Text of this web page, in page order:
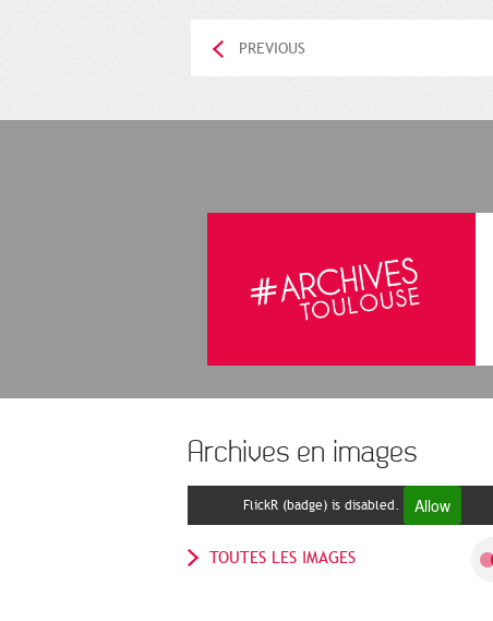
PREVIOUS
Archives en images
FlickR (badge) is disabled. Allow
TOUTES LES IMAGES